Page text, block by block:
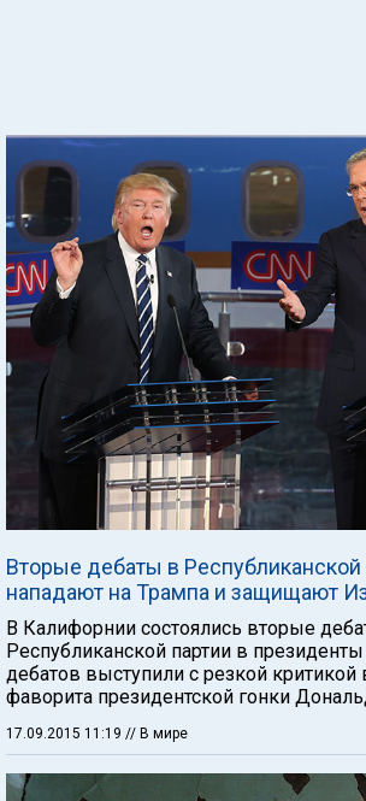
Вторые дебаты в
нападают на Трампа и защищают
В Калифорнии состоялись вторые
Республиканской партии в
дебатов выступили с резкой
фаворита президентской гонки
17.09.2015 11:19 // В мире